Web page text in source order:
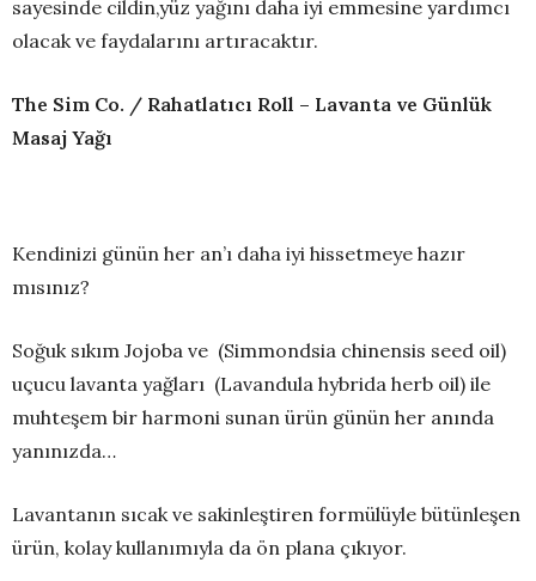
sayesinde cildin,yüz yağını daha iyi emmesine yardımcı
olacak ve faydalarını artıracaktır.
The Sim Co. / Rahatlatıcı Roll – Lavanta ve Günlük
Masaj Yağı
Kendinizi günün her an’ı daha iyi hissetmeye hazır
mısınız?
Soğuk sıkım Jojoba ve (Simmondsia chinensis seed oil)
uçucu lavanta yağları (Lavandula hybrida herb oil) ile
muhteşem bir harmoni sunan ürün günün her anında
yanınızda…
Lavantanın sıcak ve sakinleştiren formülüyle bütünleşen
ürün, kolay kullanımıyla da ön plana çıkıyor.